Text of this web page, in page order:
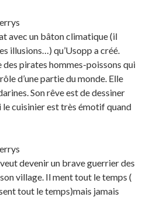
avec un bâton climatique (il
illusions…) qu’Usopp a créé.
pirates hommes-poissons qui
d’une partie du monde. Elle
Son rêve est de dessiner
le cuisinier est très émotif quand
devenir un brave guerrier des
village. Il ment tout le temps (
tout le temps)mais jamais